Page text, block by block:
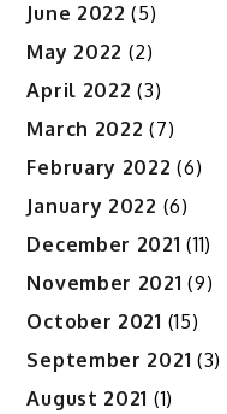
June 2022 (5)
May 2022 (2)
April 2022 (3)
March 2022 (7)
February 2022 (6)
January 2022 (6)
December 2021 (11)
November 2021 (9)
October 2021 (15)
September 2021 (3)
August 2021 (1)